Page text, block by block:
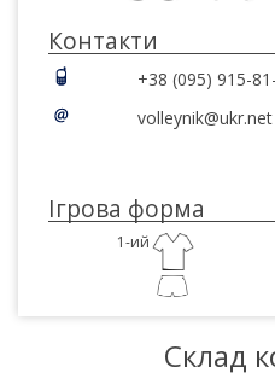
Контакти
+38 (095) 915-
volleynik@ukr.net
Ігрова форма
1-ий
Склад